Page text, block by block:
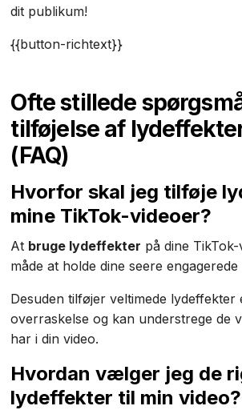
dit publikum!
{{button-richtext}}
Ofte stillede
tilføjelse af
(FAQ)
Hvorfor skal jeg tilføje
mine TikTok-videoer?
At bruge lydeffekter på dine
måde at holde dine seere engagerede
Desuden tilføjer veltimede lydeffekter
overraskelse og kan understrege de
har i din video.
Hvordan vælger jeg de
lydeffekter til min video?